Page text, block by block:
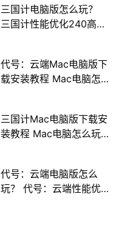
三国计电脑版怎么玩？
三国计性能优化240高帧
代号：云端Mac电脑版下
载安装教程 Mac电脑怎
三国计Mac电脑版下载安
装教程 Mac电脑怎么玩
代号：云端电脑版怎么
玩？ 代号：云端性能优